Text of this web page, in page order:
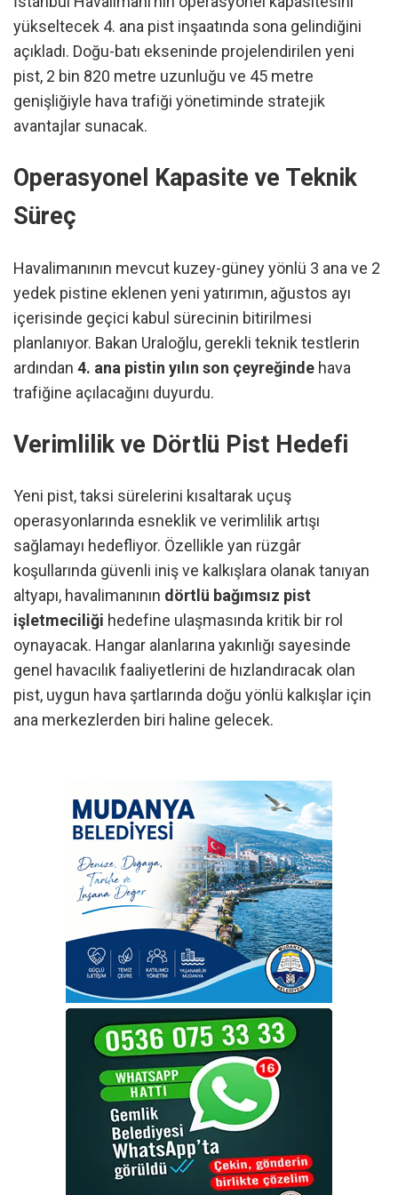
yükseltecek 4. ana pist inşaatında sona gelindiğini
açıkladı. Doğu-batı ekseninde projelendirilen yeni
pist, 2 bin 820 metre uzunluğu ve 45 metre
genişliğiyle hava trafiği yönetiminde stratejik
avantajlar sunacak.
Operasyonel Kapasite ve Teknik
Süreç
Havalimanının mevcut kuzey-güney yönlü 3 ana ve 2
yedek pistine eklenen yeni yatırımın, ağustos ayı
içerisinde geçici kabul sürecinin bitirilmesi
planlanıyor. Bakan Uraloğlu, gerekli teknik testlerin
ardından 4. ana pistin yılın son çeyreğinde hava
trafiğine açılacağını duyurdu.
Verimlilik ve Dörtlü Pist Hedefi
Yeni pist, taksi sürelerini kısaltarak uçuş
operasyonlarında esneklik ve verimlilik artışı
sağlamayı hedefliyor. Özellikle yan rüzgâr
koşullarında güvenli iniş ve kalkışlara olanak tanıyan
altyapı, havalimanının dörtlü bağımsız pist
işletmeciliği hedefine ulaşmasında kritik bir rol
oynayacak. Hangar alanlarına yakınlığı sayesinde
genel havacılık faaliyetlerini de hızlandıracak olan
pist, uygun hava şartlarında doğu yönlü kalkışlar için
ana merkezlerden biri haline gelecek.